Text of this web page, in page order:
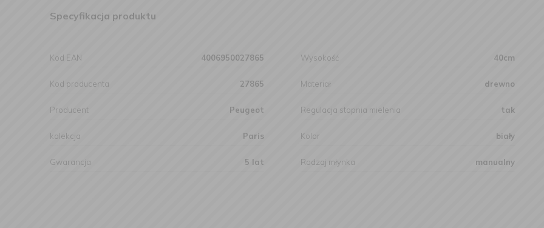
Specyfikacja produktu
Kod EAN 4006950027865
Kod producenta 27865
Producent Peugeot
kolekcja Paris
Gwarancja 5 lat
Wysokość 40cm
Materiał drewno
Regulacja stopnia mielenia tak
Kolor biały
Rodzaj młynka manualny